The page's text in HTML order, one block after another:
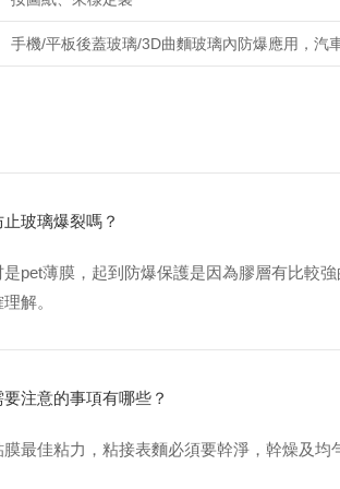
手機/平板後蓋玻璃/3D曲麵玻璃內防爆應用，汽
璃爆裂嗎？
pet薄膜，起到防爆保護是因為膠層有比較強
。
意的事項有哪些？
最佳粘力，粘接表麵必須要幹淨，幹燥及均